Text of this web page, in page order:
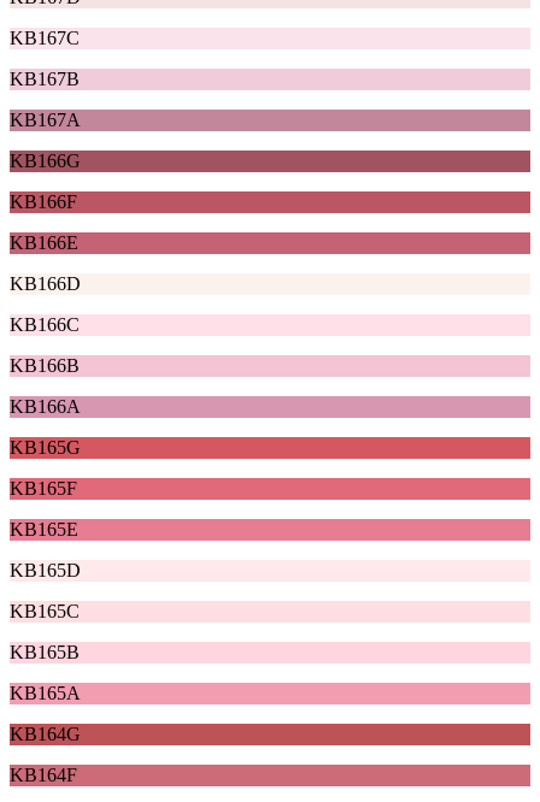
KB167C
KB167B
KB167A
KB166G
KB166F
KB166E
KB166D
KB166C
KB166B
KB166A
KB165G
KB165F
KB165E
KB165D
KB165C
KB165B
KB165A
KB164G
KB164F